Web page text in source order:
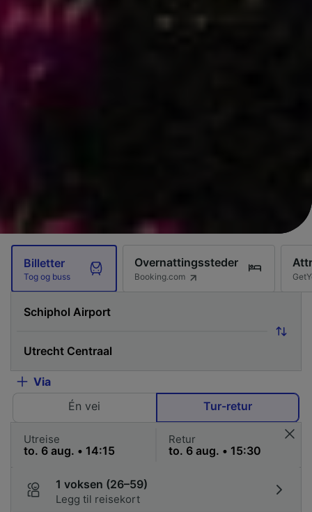
Billetter
Tog og buss
Overnattingssteder
Booking.com
Via
Én vei
Tur-retur
Utreise Retur
1 voksen (26–59)
Legg til reisekort